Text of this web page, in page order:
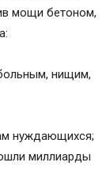
мощи бетоном,
нищим,
нуждающихся;
миллиарды